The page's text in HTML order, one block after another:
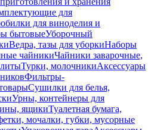
для
для виноделия и
бытовыеУборочный
Ведра, тазы для уборкиНаборы
чайникиЧайники заварочные,
Турки, молочникиАксессуары
Фильтры-
Сушилки для белья,
Урны, контейнеры для
ящикиТуалетная бумага,
мочалки, губки, мусорные